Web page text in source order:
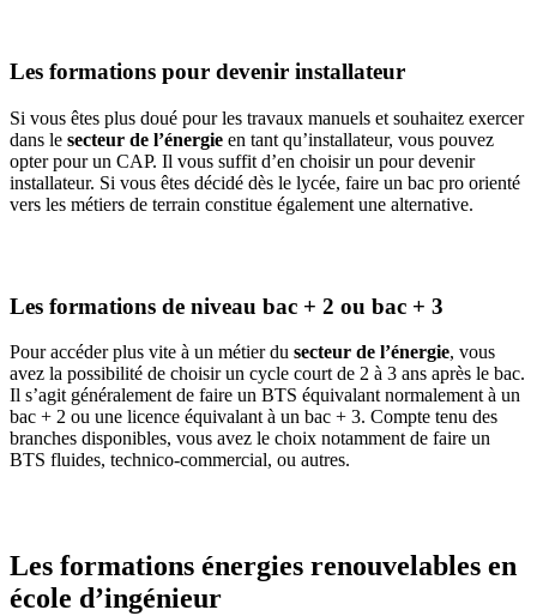
Les formations pour devenir installateur
Si vous êtes plus doué pour les travaux manuels et souhaitez exercer
dans le secteur de l’énergie en tant qu’installateur, vous pouvez
opter pour un CAP. Il vous suffit d’en choisir un pour devenir
installateur. Si vous êtes décidé dès le lycée, faire un bac pro orienté
vers les métiers de terrain constitue également une alternative.
Les formations de niveau bac + 2 ou bac + 3
Pour accéder plus vite à un métier du secteur de l’énergie, vous
avez la possibilité de choisir un cycle court de 2 à 3 ans après le bac.
Il s’agit généralement de faire un BTS équivalant normalement à un
bac + 2 ou une licence équivalant à un bac + 3. Compte tenu des
branches disponibles, vous avez le choix notamment de faire un
BTS fluides, technico-commercial, ou autres.
Les formations énergies renouvelables en
école d’ingénieur